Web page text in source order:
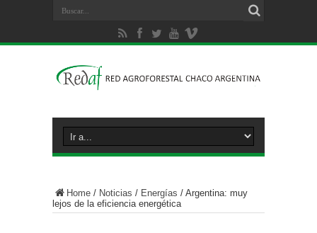
Home / Noticias / Energías / Argentina: muy
lejos de la eficiencia energética